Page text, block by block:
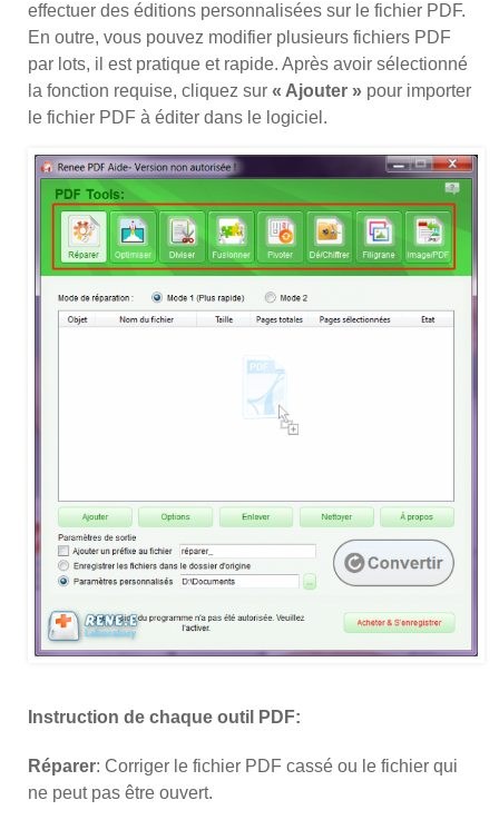
effectuer des éditions personnalisées sur le fichier PDF.
En outre, vous pouvez modifier plusieurs fichiers PDF
par lots, il est pratique et rapide. Après avoir sélectionné
la fonction requise, cliquez sur « Ajouter » pour importer
le fichier PDF à éditer dans le logiciel.
Instruction de chaque outil PDF:
Réparer: Corriger le fichier PDF cassé ou le fichier qui
ne peut pas être ouvert.